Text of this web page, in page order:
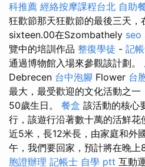
科推薦 經絡按摩課程台北 自助
狂歡節那天狂歡節的最後三天，
sixteen.00在Szombathely seo
覽中的培訓作品 整復學徒 - 記
通過博物館入場來參觀該計劃。
Debrecen 台中泡腳 Flower 台
最大，最受歡迎的文化活動之
50歲生日。 餐盒 該活動的核心
行，該遊行沿著數十萬的活鮮
近5米，長12米長，由家庭和外
午，我們要回家，預計將在晚上
胞證辦理 記帳士 自學 ptt 互動